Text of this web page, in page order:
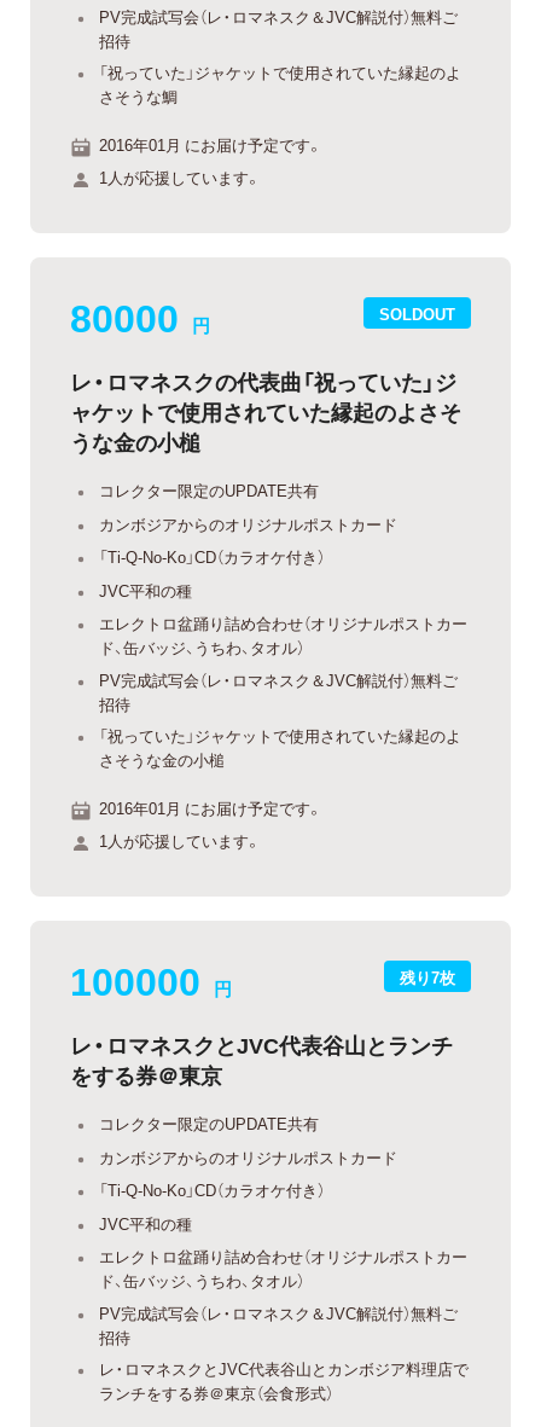
PV完成試写会（レ・ロマネスク＆JVC解説付）無料ご
招待
「祝っていた」ジャケットで使用されていた縁起のよ
さそうな鯛
2016年01月 にお届け予定です。
1人が応援しています。
SOLDOUT
80000 円
レ・ロマネスクの代表曲「祝っていた」ジ
ャケットで使用されていた縁起のよさそ
うな金の小槌
コレクター限定のUPDATE共有
カンボジアからのオリジナルポストカード
「Ti-Q-No-Ko」CD（カラオケ付き）
JVC平和の種
エレクトロ盆踊り詰め合わせ（オリジナルポストカー
ド、缶バッジ、うちわ、タオル）
PV完成試写会（レ・ロマネスク＆JVC解説付）無料ご
招待
「祝っていた」ジャケットで使用されていた縁起のよ
さそうな金の小槌
2016年01月 にお届け予定です。
1人が応援しています。
残り7枚
100000 円
レ・ロマネスクとJVC代表谷山とランチ
をする券＠東京
コレクター限定のUPDATE共有
カンボジアからのオリジナルポストカード
「Ti-Q-No-Ko」CD（カラオケ付き）
JVC平和の種
エレクトロ盆踊り詰め合わせ（オリジナルポストカー
ド、缶バッジ、うちわ、タオル）
PV完成試写会（レ・ロマネスク＆JVC解説付）無料ご
招待
レ・ロマネスクとJVC代表谷山とカンボジア料理店で
ランチをする券＠東京（会食形式）